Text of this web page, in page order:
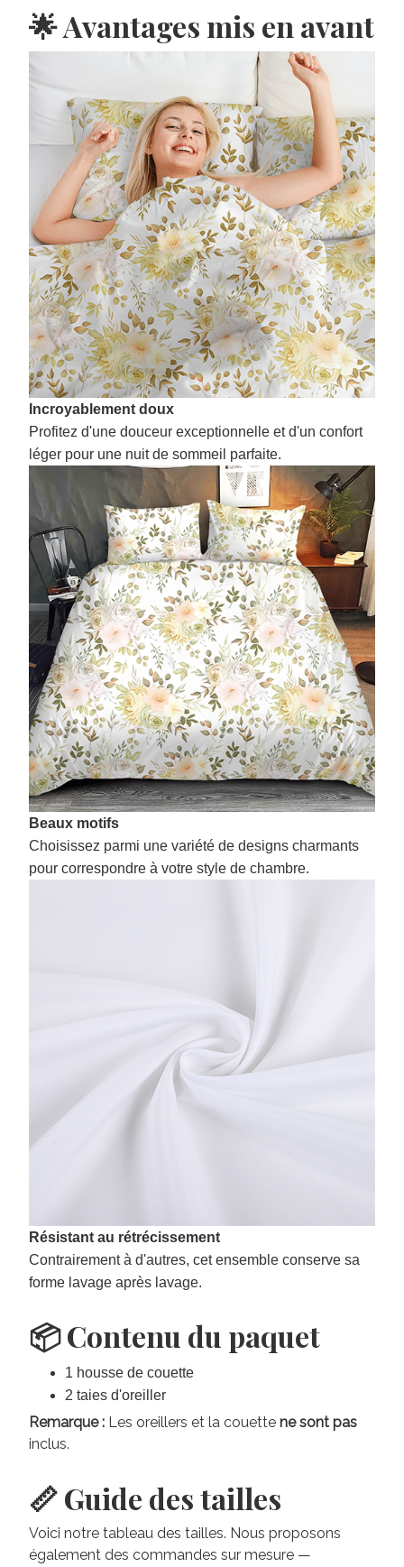
🌟 Avantages mis en avant
Incroyablement doux
Profitez d'une douceur exceptionnelle et d'un confort
léger pour une nuit de sommeil parfaite.
Beaux motifs
Choisissez parmi une variété de designs charmants
pour correspondre à votre style de chambre.
Résistant au rétrécissement
Contrairement à d'autres, cet ensemble conserve sa
forme lavage après lavage.
📦 Contenu du paquet
1 housse de couette
2 taies d'oreiller
Remarque : Les oreillers et la couette ne sont pas
inclus.
📏 Guide des tailles
Voici notre tableau des tailles. Nous proposons
également des commandes sur mesure —